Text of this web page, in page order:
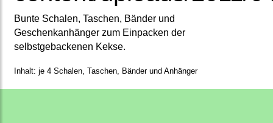
Bunte Schalen, Taschen, Bänder und
Geschenkanhänger zum Einpacken der
selbstgebackenen Kekse.
Inhalt: je 4 Schalen, Taschen, Bänder und Anhänger